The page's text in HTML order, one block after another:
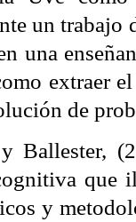
un trabajo
una
extraer
de
Ballester,
que
y